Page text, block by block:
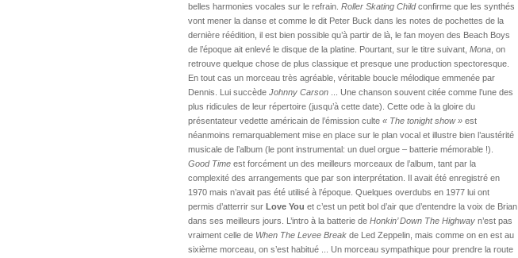
belles harmonies vocales sur le refrain. Roller Skating Childconfirme que les synthés
vont mener la danse et comme le dit Peter Buck dans les notes de pochettes de la
dernière réédition, il est bien possible qu’à partir de là, le fan moyen des Beach Boys
de l’époque ait enlevé le disque de la platine. Pourtant, sur le titre suivant, Mona , on
retrouve quelque chose de plus classique et presque une production spectoresque.
En tout cas un morceau très agréable, véritable boucle mélodique emmenée par
Dennis. Lui succède Johnny Carson ... Une chanson souvent citée comme l’une des
plus ridicules de leur répertoire (jusqu’à cette date). Cette ode à la gloire du
présentateur vedette américain de l’émission culte « The tonight show » est
néanmoins remarquablement mise en place sur le plan vocal et illustre bien l’austérité
musicale de l’album (le pont instrumental: un duel orgue – batterie mémorable !).
Good Time est forcément un des meilleurs morceaux de l’album, tant par la
complexité des arrangements que par son interprétation. Il avait été enregistré en
1970 mais n’avait pas été utilisé à l’époque. Quelques overdubs en 1977 lui ont
permis d’atterrir sur Love You et c’est un petit bol d’air que d’entendre la voix de Brian
dans ses meilleurs jours. L’intro à la batterie de Honkin’ Down The Highway n’est pas
vraiment celle de When The Levee Break de Led Zeppelin, mais comme on en est au
sixième morceau, on s’est habitué ... Un morceau sympathique pour prendre la route